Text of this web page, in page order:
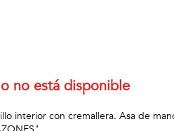
no está disponible
interior con cremallera. Asa de